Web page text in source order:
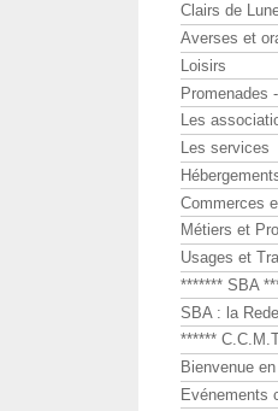
Clairs de
Averses et
Loisirs
Promenades
Les
Les services
Commerces
Métiers et
Usages et
******* SBA
SBA : la
******
Bienvenue
Evénements